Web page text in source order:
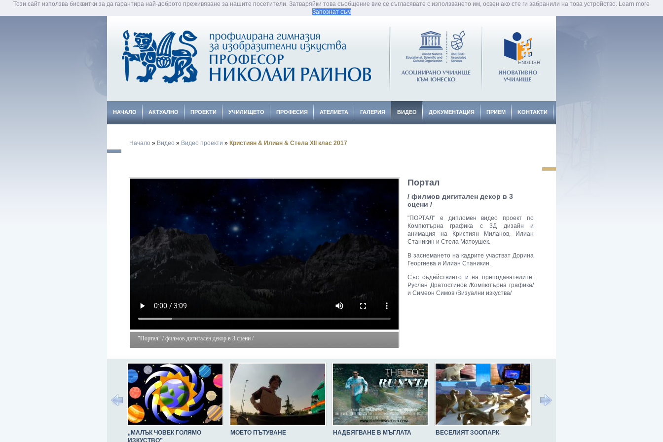
Този сайт използва бисквитки за да гарантира най-доброто преживяване за нашите посетители. Затваряйки това съобщение вие се съгласявате с използването им, освен ако сте ги забранили на това устройство. Learn more
Запознат съм
ENGLISH
НАЧАЛО АКТУАЛНО ПРОЕКТИ УЧИЛИЩЕТО ПРОФЕСИЯ АТЕЛИЕТА ГАЛЕРИЯ ВИДЕО ДОКУМЕНТАЦИЯ ПРИЕМ KОНТАКТИ
Начало » Видео » Видео проекти » Кристиян & Илиан & Стела XII клас 2017
"Портал" / филмов дигитален декор в 3 сцени /
Портал
/ филмов дигитален декор в 3
сцени /
"ПОРТАЛ" е дипломен видео проект по
Компютърна графика с 3Д дизайн и
анимация на Кристиян Миланов, Илиан
Станикин и Стела Матоушек.
В заснемането на кадрите участват Дорина
Георгиева и Илиан Станикин.
Със съдействието и на преподавателите:
Руслан Дратостинов /Компютърна графика/
и Симеон Симов /Визуални изкуства/
„МАЛЪК ЧОВЕК ГОЛЯМО
ИЗКУСТВО”
МОЕТО ПЪТУВАНЕ
НАДБЯГВАНЕ В МЪГЛАТА
ВЕСЕЛИЯТ ЗООПАРК